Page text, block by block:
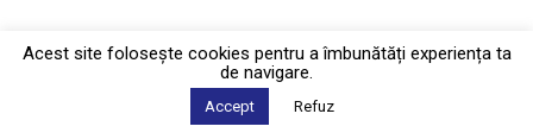
Acest site foloseşte cookies pentru a îmbunătăți experiența ta
de navigare.
Accept Refuz